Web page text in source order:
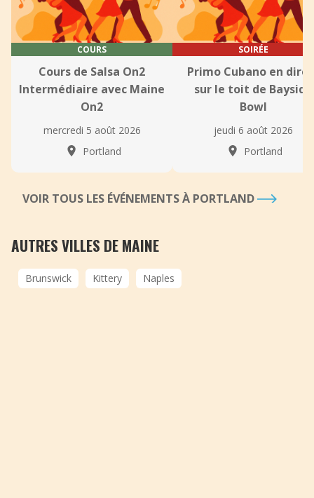
COURS
Cours de Salsa On2
Intermédiaire avec Maine
On2
mercredi 5 août 2026
Portland
SOIRÉE
Primo Cubano en
sur le toit de Bayside
Bowl
jeudi 6 août 2026
Portland
VOIR TOUS LES ÉVÉNEMENTS À PORTLAND
AUTRES VILLES DE MAINE
Brunswick Kittery Naples